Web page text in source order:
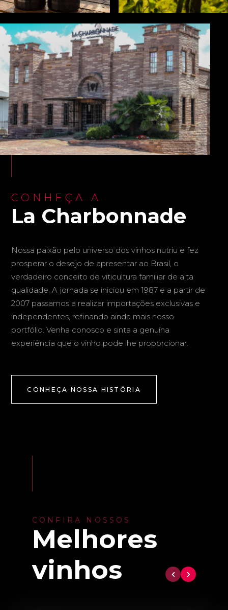
CONHEÇA A
La Charbonnade
Nossa paixão pelo universo dos vinhos nutriu e fez
prosperar o desejo de apresentar ao Brasil, o
verdadeiro conceito de viticultura familiar de alta
qualidade. A jornada se iniciou em 1987 e a partir de
2007 passamos a realizar importações exclusivas e
independentes, refinando ainda mais nosso
portfólio. Venha conosco e sinta a genuína
experiência que o vinho pode lhe proporcionar.
CONHEÇA NOSSA HISTÓRIA
CONFIRA NOSSOS
Melhores
vinhos